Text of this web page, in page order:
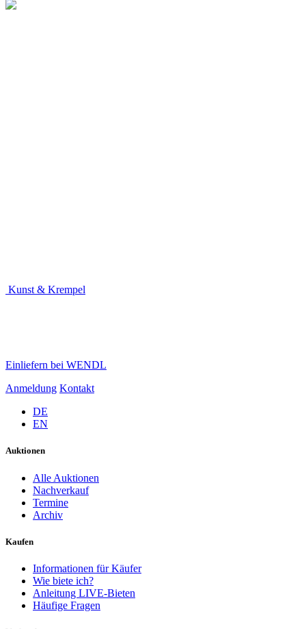
Kunst & Krempel
Einliefern bei WENDL
Anmeldung Kontakt
DE
EN
Auktionen
Alle Auktionen
Nachverkauf
Termine
Archiv
Kaufen
Informationen für Käufer
Wie biete ich?
Anleitung LIVE-Bieten
Häufige Fragen